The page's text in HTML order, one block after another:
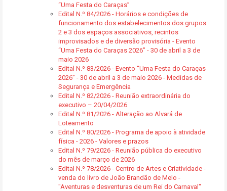
“Uma Festa do Caraças”
Edital N.º 84/2026 - Horários e condições de
funcionamento dos estabelecimentos dos grupos
2 e 3 dos espaços associativos, recintos
improvisados e de diversão provisória - Evento
“Uma Festa do Caraças 2026” - 30 de abril a 3 de
maio 2026
Edital N.º 83/2026 - Evento “Uma Festa do Caraças
2026” - 30 de abril a 3 de maio 2026 - Medidas de
Segurança e Emergência
Edital N.º 82/2026 - Reunião extraordinária do
executivo – 20/04/2026
Edital N.º 81/2026 - Alteração ao Alvará de
Loteamento
Edital N.º 80/2026 - Programa de apoio à atividade
física - 2026 - Valores e prazos
Edital N.º 79/2026 - Reunião pública do executivo
do mês de março de 2026
Edital N.º 78/2026 - Centro de Artes e Criatividade -
venda do livro de João Brandão de Melo -
"Aventuras e desventuras de um Rei do Carnaval"